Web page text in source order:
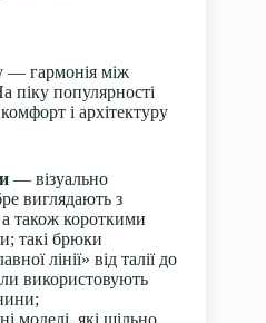
— гармонія між
піку популярності
і архітектуру
— візуально
виглядають з
також короткими
такі брюки
лінії» від талії до
використовують